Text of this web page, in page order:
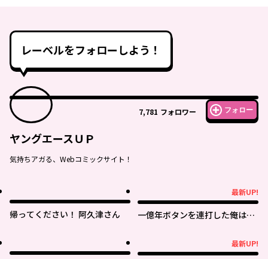
レーベルをフォローしよう！
7,781 フォロワー フォロー
ヤングエースＵＰ
気持ちアガる、Webコミックサイト！
帰ってください！ 阿久津さん
最新UP!
一億年ボタンを連打した俺は、
最新UP!